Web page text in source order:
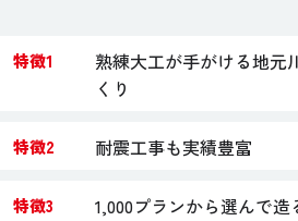
特徴1
熟練大工が手がける地元
くり
特徴2 耐震工事も実績豊富
特徴3 1,000プランから選んで造